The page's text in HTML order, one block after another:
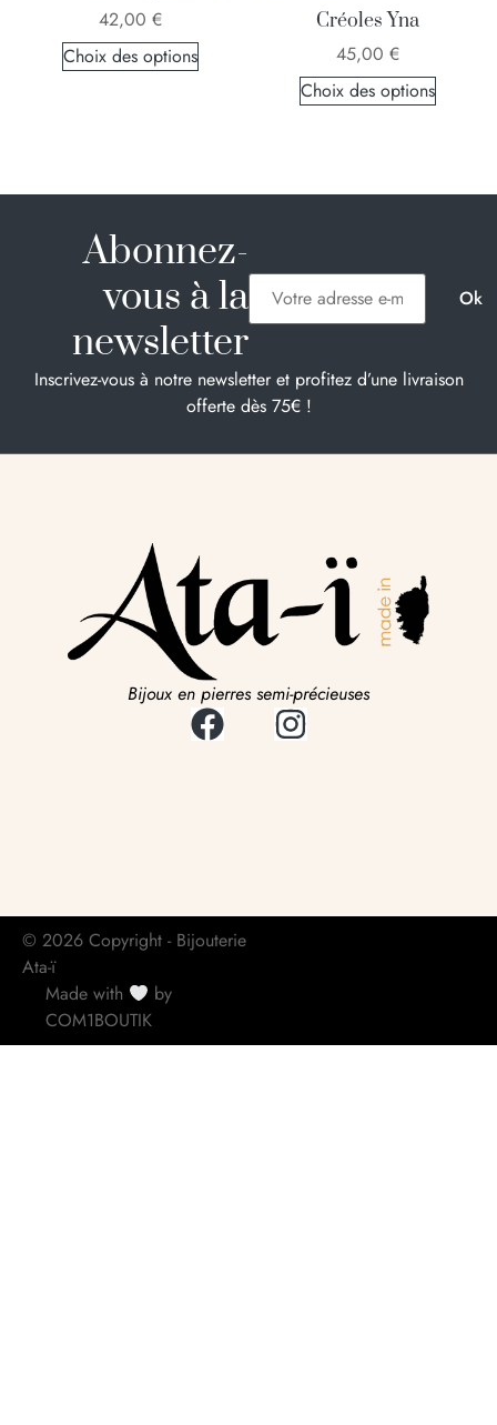
42,00 €
Choix des options
Créoles Yna
45,00 €
Choix des options
Abonnez-
vous à la
newsletter
Inscrivez-vous à notre newsletter et profitez d’une livraison
offerte dès 75€ !
Bijoux en pierres semi-précieuses
© 2026 Copyright - Bijouterie
Ata-ï
Made with
by
COM1BOUTIK